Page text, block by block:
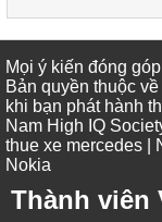
Mọi ý kiến đóng
Bản quyền thuộc
khi bạn phát hành
Nam High IQ
thue xe mercedes |
Nokia
Thành viên